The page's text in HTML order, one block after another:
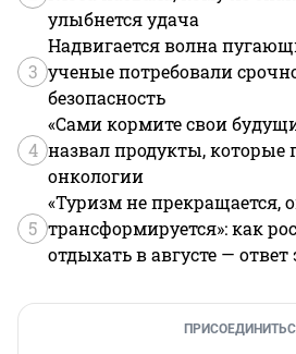
улыбнется удача
3
Надвигается волна
ученые потребовали
безопасность
4
«Сами кормите свои
назвал продукты, которые
онкологии
5
«Туризм не прекращается,
трансформируется»: как
отдыхать в августе — ответ